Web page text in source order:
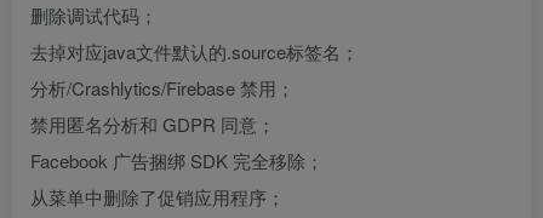
删除调试代码；
去掉对应java文件默认的.source标签名；
分析/Crashlytics/Firebase 禁用；
禁用匿名分析和 GDPR 同意；
Facebook 广告捆绑 SDK 完全移除；
从菜单中删除了促销应用程序；